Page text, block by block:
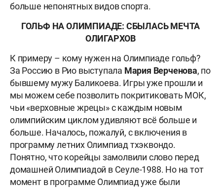
больше непонятных видов спорта.
ГОЛЬФ НА ОЛИМПИАДЕ: СБЫЛАСЬ МЕЧТА
ОЛИГАРХОВ
К примеру – кому нужен на Олимпиаде гольф?
За Россию в Рио выступала Мария Верченова, по
бывшему мужу Баликоева. Игры уже прошли и
мы можем себе позволить покритиковать МОК,
чьи «верховные жрецы» с каждым новым
олимпийским циклом удивляют всё больше и
больше. Началось, пожалуй, с включения в
программу летних Олимпиад тхэквондо.
Понятно, что корейцы замолвили слово перед
домашней Олимпиадой в Сеуле-1988. Но на тот
момент в программе Олимпиад уже были